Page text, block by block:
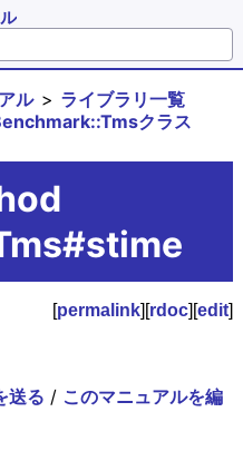
ル
ライブラリ一覧
クラス
[permalink][rdoc][edit]
送る / このマニュアルを編